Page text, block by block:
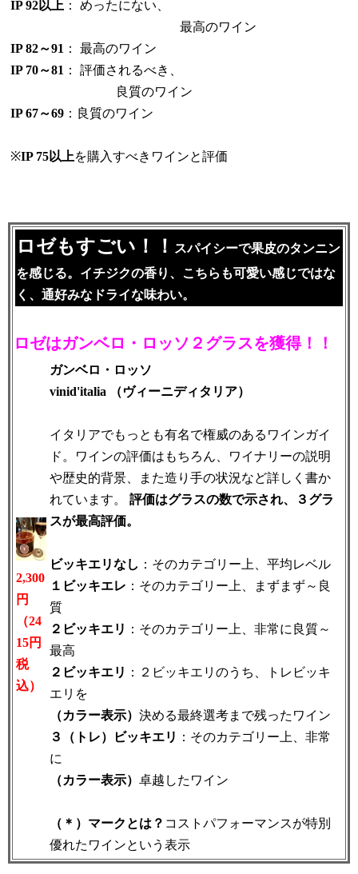
IP 92以上 ： めったにない、
最高のワイン
IP 82～91 ： 最高のワイン
IP 70～81 ： 評価されるべき、
良質のワイン
IP 67～69 ：良質のワイン
※IP 75以上を購入すべきワインと評価
ロゼもすごい！！
スパイシーで果皮のタンニン
を感じる。イチジクの香り、こちらも可愛い感じではな
く、通好みなドライな味わい。
ロゼはガンベロ・ロッソ２グラスを獲得！！
2,300
円
（24
15円
税
込）
ガンベロ・ロッソ
vinid'italia （ヴィーニディタリア）
イタリアでもっとも有名で権威のあるワインガイ
ド。ワインの評価はもちろん、ワイナリーの説明
や歴史的背景、また造り手の状況など詳しく書か
れています。
評価はグラスの数で示され、３グラ
スが最高評価。
ビッキエリなし ：そのカテゴリー上、平均レベル
１ビッキエレ ：そのカテゴリー上、まずまず～良
質
２ビッキエリ ：そのカテゴリー上、非常に良質～
最高
２ビッキエリ ：２ビッキエリのうち、トレビッキ
エリを
（カラー表示） 決める最終選考まで残ったワイン
３（トレ）ビッキエリ ：そのカテゴリー上、非常
に
（カラー表示） 卓越したワイン
（＊）マークとは？ コストパフォーマンスが特別
優れたワインという表示